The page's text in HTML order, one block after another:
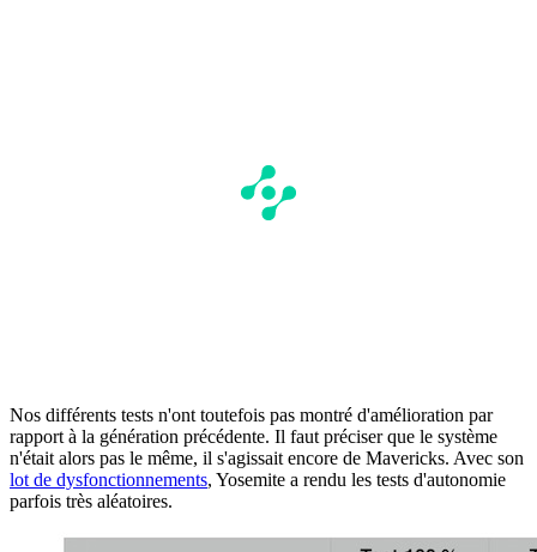
Nos différents tests n'ont toutefois pas montré d'amélioration par
rapport à la génération précédente. Il faut préciser que le système
n'était alors pas le même, il s'agissait encore de Mavericks. Avec son
lot de dysfonctionnements, Yosemite a rendu les tests d'autonomie
parfois très aléatoires.